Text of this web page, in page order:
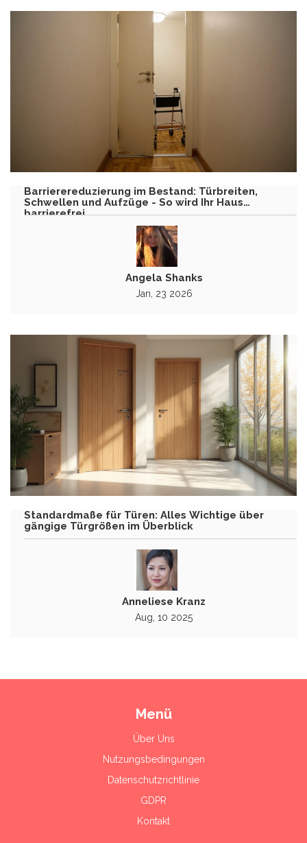
Barrierereduzierung im Bestand: Türbreiten,
Schwellen und Aufzüge - So wird Ihr Haus
barrierefrei
Angela Shanks
Jan, 23 2026
Standardmaße für Türen: Alles Wichtige über
gängige Türgrößen im Überblick
Anneliese Kranz
Aug, 10 2025
Menü
Über Uns
Nutzungsbedingungen
Datenschutzrichtlinie
GDPR
Kontakt